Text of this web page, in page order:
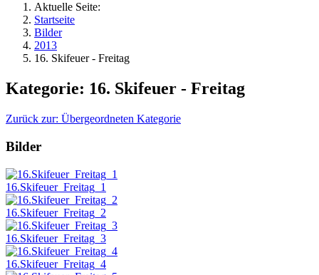
Aktuelle Seite:
Startseite
Bilder
2013
16. Skifeuer - Freitag
Kategorie: 16. Skifeuer - Freitag
Zurück zur: Übergeordneten Kategorie
Bilder
16.Skifeuer_Freitag_1
16.Skifeuer_Freitag_2
16.Skifeuer_Freitag_3
16.Skifeuer_Freitag_4